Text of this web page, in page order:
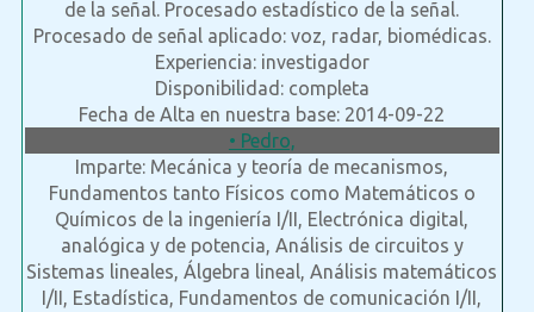
de la señal. Procesado estadístico de la señal.
Procesado de señal aplicado: voz, radar, biomédicas.
Experiencia: investigador
Disponibilidad: completa
Fecha de Alta en nuestra base: 2014-09-22
• Pedro,
Imparte: Mecánica y teoría de mecanismos,
Fundamentos tanto Físicos como Matemáticos o
Químicos de la ingeniería I/II, Electrónica digital,
analógica y de potencia, Análisis de circuitos y
Sistemas lineales, Álgebra lineal, Análisis matemáticos
I/II, Estadística, Fundamentos de comunicación I/II,